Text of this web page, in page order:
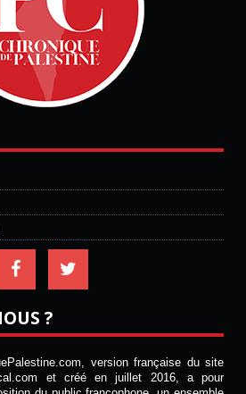
?
version française du site
et créé en juillet 2016, a pour